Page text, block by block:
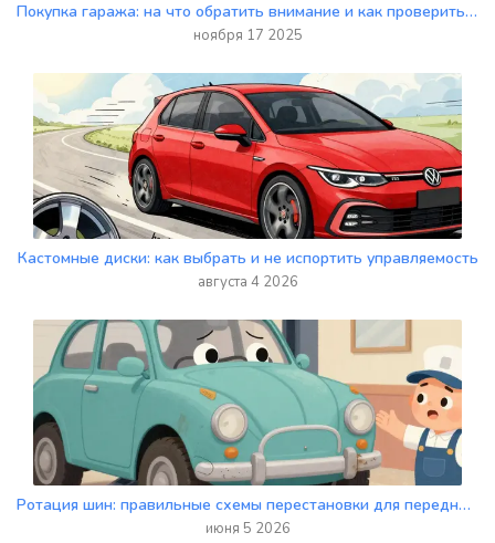
Покупка гаража: на что обратить внимание и как проверить документы в 2025 году
ноября 17 2025
Кастомные диски: как выбрать и не испортить управляемость
августа 4 2026
Ротация шин: правильные схемы перестановки для переднего и заднего привода
июня 5 2026